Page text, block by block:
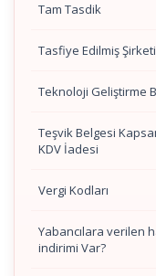
Tam Tasdik
Tasfiye Edilmiş
Teknoloji Geliştirme
Teşvik Belgesi
KDV İadesi
Vergi Kodları
Yabancılara verilen
indirimi Var?